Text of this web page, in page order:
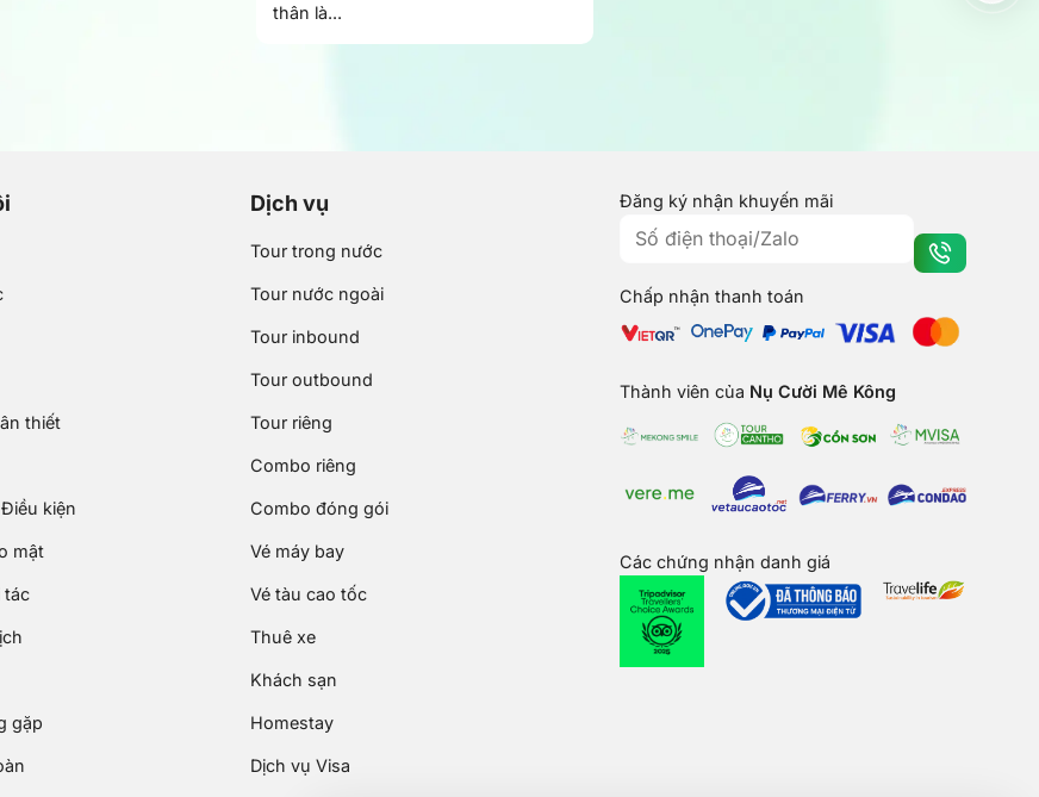
thân là...
thiết
kiện
mật
tác
gặp
Dịch vụ
Tour trong nước
Tour nước ngoài
Tour inbound
Tour outbound
Tour riêng
Combo riêng
Combo đóng gói
Vé máy bay
Vé tàu cao tốc
Thuê xe
Khách sạn
Homestay
Dịch vụ Visa
Đăng ký nhận khuyến mãi
Chấp nhận thanh toán
Thành viên của Nụ Cười Mê Kông
Các chứng nhận danh giá